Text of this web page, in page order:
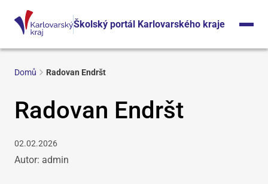
Školský portál Karlovarského kraje
Domů Radovan Endršt
Radovan Endršt
02.02.2026
Autor: admin